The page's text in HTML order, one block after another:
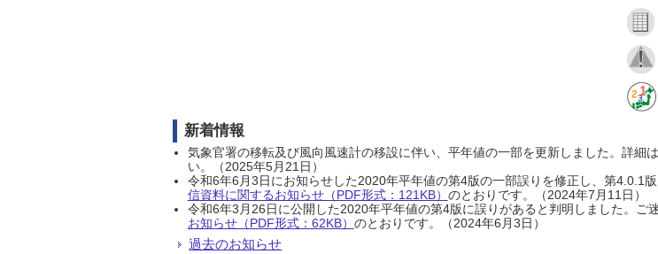
新着情報
気象官署の移転及び風向風速計の移設に伴い、平年値の一部を更新しました。詳細は
い。（2025年5月21日）
令和6年6月3日にお知らせした2020年平年値の第4版の一部誤りを修正し、第4.0.1
信資料に関するお知らせ（PDF形式：121KB） のとおりです。（2024年7月11日）
令和6年3月26日に公開した2020年平年値の第4版に誤りがあると判明しました。ご
お知らせ（PDF形式：62KB） のとおりです。（2024年6月3日）
過去のお知らせ